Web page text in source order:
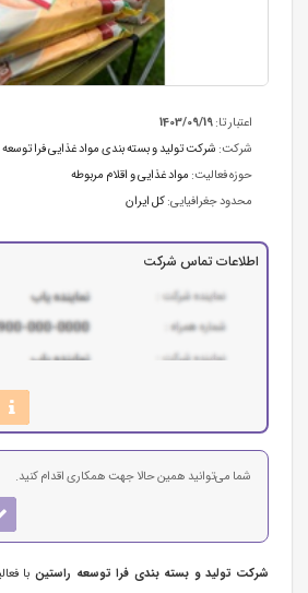
اعتبار تا:1403/09/19
شرکت: شرکت تولید و بسته بندی مواد غذایی فرا
حوزه فعالیت: مواد غذایی و اقلام مربوطه
محدود جغرافیایی:کل ایران
اطلاعات تماس شرکت
شما می‌توانید همین حالا جهت همکاری اقدام کنید.
شرکت تولید و بسته بندی فرا توسعه راستین با